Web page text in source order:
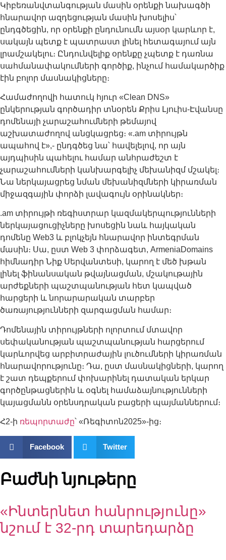
Կիբեռանվտանգության մասին օրենքի նախագծի
հնարավոր ազդեցության մասին խոսելիս՝
ընդգծեցին, որ օրենքի ընդունումն այսօր կարևոր է,
սակայն պետք է պատրաստ լինել հետագայում այն
լրամշակելու։ Ընդունվելիք օրենքը չպետք է դառնա
սահմանափակումների գործիք, ինչում համակարծիք
էին բոլոր մասնակիցները։
Համաժողովի հատուկ հյուր «Clean DNS»
ընկերության գործադիր տնօրեն Քրիս Լյուիս-Էվանսը
դոմենայի չարաշահումների թեմայով
աշխատաժողով անցկացրեց։ «.am տիրույթն
ապահով է»,- ընդգծեց նա՝ հավելելով, որ այն
այդպիսին պահելու համար անհրաժեշտ է
չարաշահումների կանխարգելիչ մեխանիզմ մշակել։
Նա ներկայացրեց նման մեխանիզմների կիրառման
միջազգային փորձի լավագույն օրինակներ։
.am տիրույթի ռեգիստրար կազմակերպությունների
ներկայացուցիչները խոսեցին նաև հայկական
դոմենը Web3 և բլոկչեյն հնարավոր ինտեգրման
մասին։ Սա, ըստ Web 3 փորձագետ, ArmeniaDomains
հիմնադիր Նիք Սերվանտեսի, կարող է մեծ խթան
լինել ֆինանսական թվայնացման, մշակութային
արժեքների պաշտպանության հետ կապված
հարցերի և նորարարական տարբեր
ծառայությունների զարգացման համար։
Դոմենային տիրույթների ոլորտում մտավոր
սեփականության պաշտպանության հարցերում
կարևորվեց արբիտրաժային լուծումների կիրառման
հնարավորությունը։ Դա, ըստ մասնակիցների, կարող
է շատ դեպքերում փոխարինել դատական երկար
գործընթացներին և օգնել համաձայնությունների
կայացմանն օրենսդրական բացերի պայմաններում։
Հ2-ի ռեպորտաժը՝ «Ռեգիտոն2025»-ից։
Facebook Twitter
Բաժնի նյութերը
«Ինտերնետ հանրությունը»
նշում է 32-րդ տարեդարձը